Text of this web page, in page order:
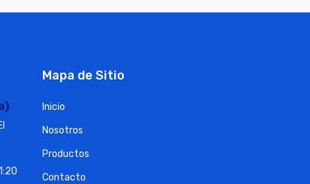
Mapa de Sitio
Inicio
Nosotros
Productos
Contacto